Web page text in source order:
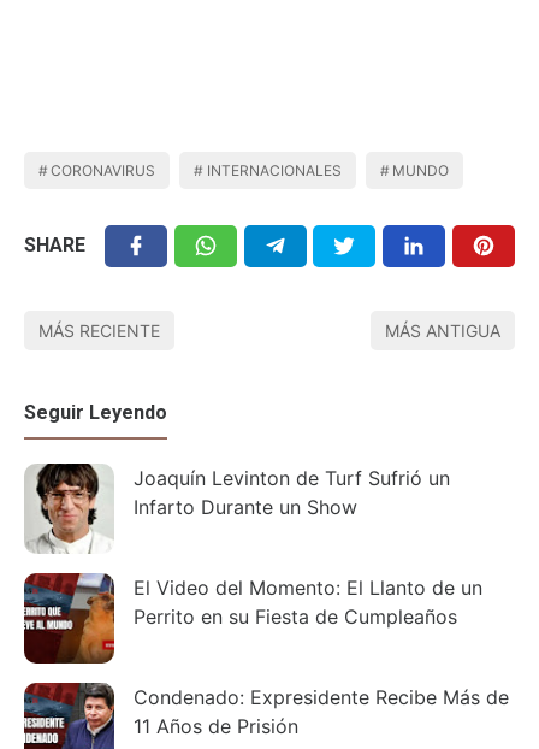
CORONAVIRUS INTERNACIONALES MUNDO
SHARE
MÁS RECIENTE MÁS ANTIGUA
Seguir Leyendo
Joaquín Levinton de Turf Sufrió un
Infarto Durante un Show
El Video del Momento: El Llanto de un
Perrito en su Fiesta de Cumpleaños
Condenado: Expresidente Recibe Más de
11 Años de Prisión